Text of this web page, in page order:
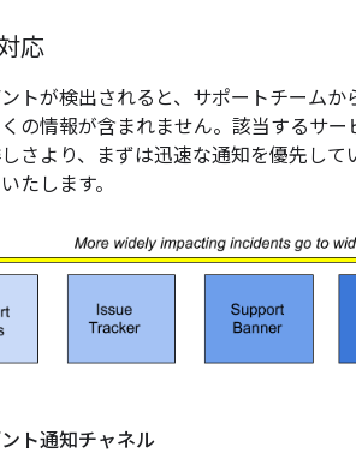
応
トが検出されると、サポートチーム
の情報が含まれません。該当するサー
さより、まずは迅速な通知を優先し
たします。
ト通知チャネル